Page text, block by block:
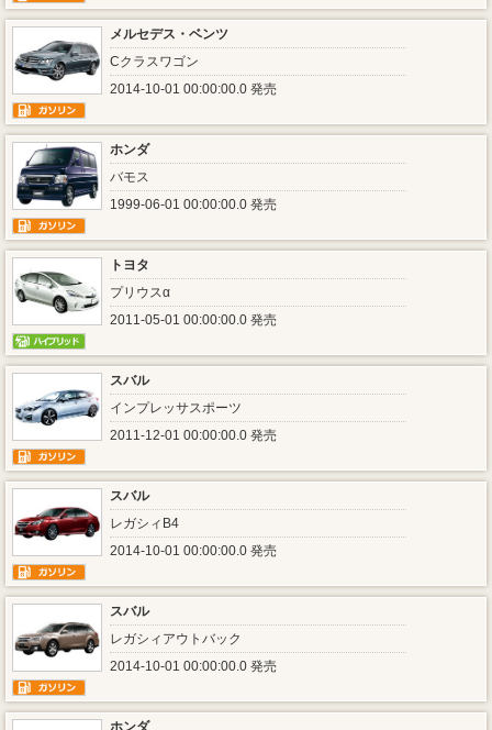
メルセデス・ベンツ
Cクラスワゴン
2014-10-01 00:00:00.0 発売
ホンダ
バモス
1999-06-01 00:00:00.0 発売
トヨタ
プリウスα
2011-05-01 00:00:00.0 発売
スバル
インプレッサスポーツ
2011-12-01 00:00:00.0 発売
スバル
レガシィB4
2014-10-01 00:00:00.0 発売
スバル
レガシィアウトバック
2014-10-01 00:00:00.0 発売
ホンダ